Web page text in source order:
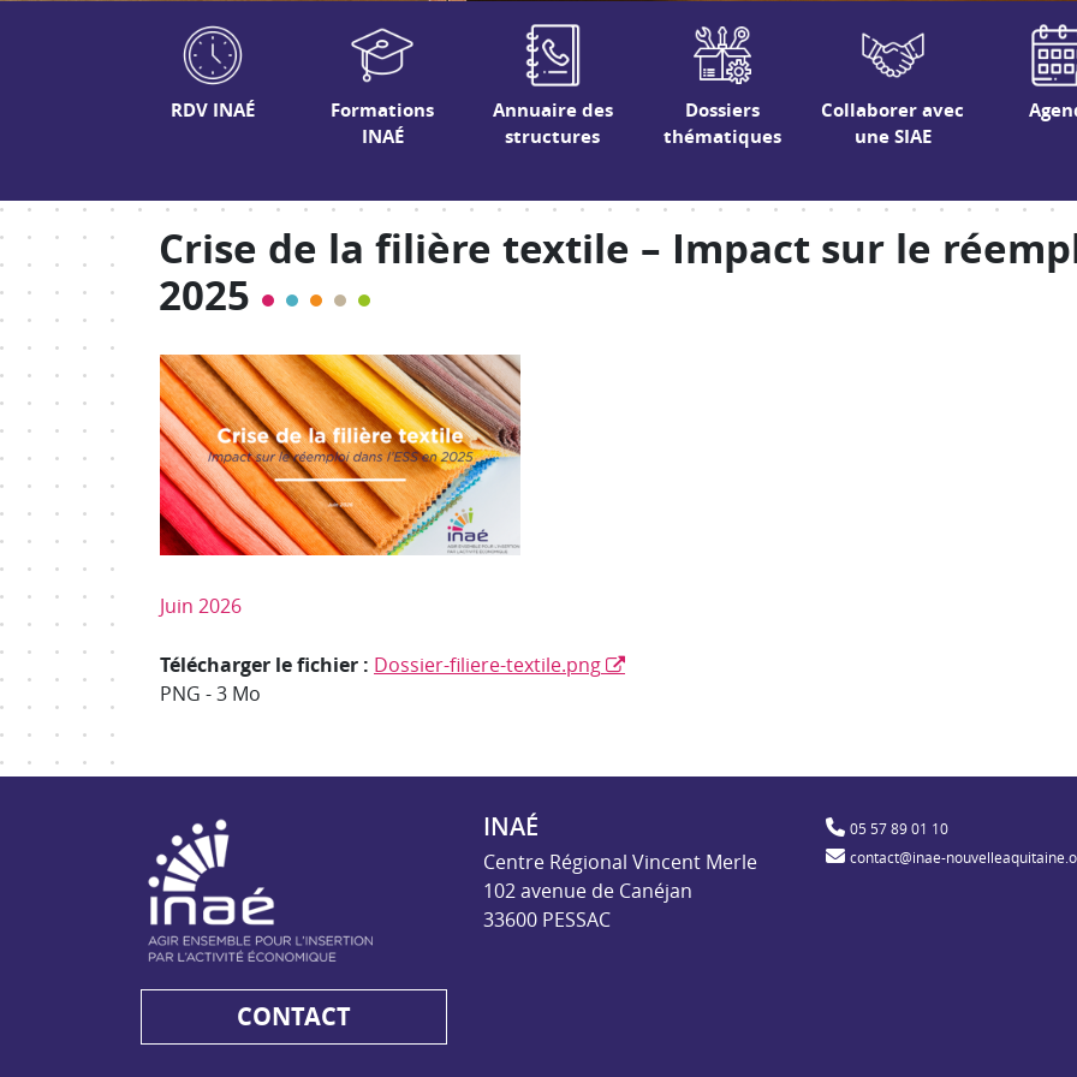
RDV INAÉ
Formations
INAÉ
Annuaire des
structures
Dossiers
thématiques
Collaborer avec
une SIAE
Crise de la filière textile – Impact sur le
2025
Juin 2026
Télécharger le fichier : Dossier-filiere-textile.png
PNG -3 Mo
INAE - Agir ensemble pour l'insertion par l'activité économique
CONTACT
INAÉ
Centre Régional Vincent Merle
102 avenue de Canéjan
33600 PESSAC
05 57 89 01 10
contact@inae-